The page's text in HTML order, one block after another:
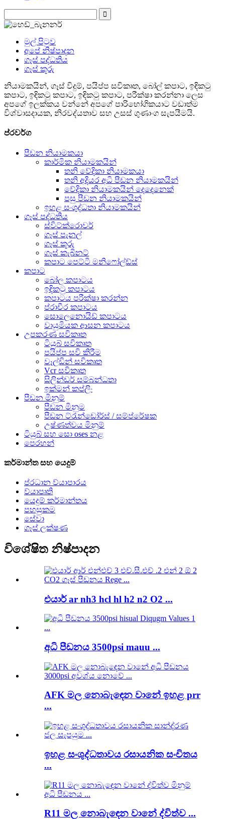
මුල් පිටුව
අපේ නිෂ්පාදන
ගෑස් පද්ධතිය
ගෑස් කූරු
නියාමකයින්, ගෑස් විදුම්, පයිප්ප සවිකෘත, බෝල් කපාට, ඉඳිකටු
කපාට, ඉඳිකටු කපාට, ඉඳිකටු කපාට, පරීක්ෂා කරන්නා ලෙස
අපගේ ඉලක්කය වන්නේ අපගේ පාරිභෝගිකයාට වඩාත්ම
විශ්වාසදායක, නිරවද්යතාව සහ උසස් ගුණාංග සැපයීමයි.
ප්රවර්ග
පීඩන නියාමකයා
කාර්මික නියාමකයින්
තනි වේදිකා නියාමකයා
තනි අදියර අධි පීඩන නියාමකයින්
වේදිකා නියාමකයින් දෙදෙනෙක්
පසු පීඩන නියාමකයින්
ඉහළ සංශුද්ධතා නියාමකයින්
ගෑස් පද්ධතිය
ස්විට්ක්රොවර්
ගෑස් පැනල්
ගෑස් කූරු
ගෑස් කැබිනට්
කපාට පෙට්ටි මනිෆෝල්ඩ්ස්
කපාට
බෝල කපාටය
ඉඳිකටු කපාටය
කපාටය පරීක්ෂා කරන්න
ප්රාචීර කපාටය
සොලෙනොයිඩ් කපාටය
වායුමියක ආසන කපාටය
උපකරණ සවිකෘත
ටියුබ් සවිකෘත
පයිප්ප සවි කිරීම
වෑල්ඩින් සවිකෘත
Vcr සවිකෘත
සිලින්ඩර් සම්බන්ධතා
ඉක්මන් කප්ලිං
පීඩන මිනුම්
පීඩන මිනුම
පීඩන ට්රැන්ඩෝර්ස් / සම්ප්රේෂක
උෂ්ණත්වය මිනුම්
ටියුබ් සහ සො oses නළ
පෙරහන්
කර්මාන්ත සහ යෙදුම්
ප්රධාන ව්යාපාරය
ව්යාපෘති
යෙදුම් කර්මාන්තය
පහසුකම
සේවා
ගෑස් ලක්ෂණ
විශේෂිත නිෂ්පාදන
එයාර් ar nh3 hcl hl h2 n2 O2 ...
අධි පීඩනය 3500psi mauu ...
AFK මල නොබැඳෙන වානේ ඉහළ prr
...
ඉහළ සංශුද්ධතාවය රසායනික සංචිතය
...
R11 මල නොබැඳෙන වානේ ද්විත්ව ...